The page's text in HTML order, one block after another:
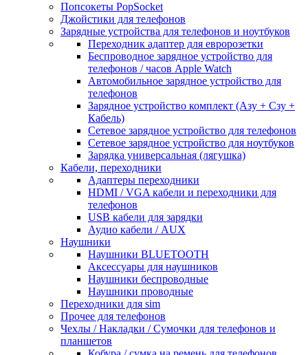
Попсокеты PopSocket
Джойстики для телефонов
Зарядные устройства для телефонов и ноутбуков
Переходник адаптер для евророзетки
Беспроводное зарядное устройство для
телефонов / часов Apple Watch
Автомобильное зарядное устройство для
телефонов
Зарядное устройство комплект (Азу + Сзу +
Кабель)
Сетевое зарядное устройство для телефонов
Сетевое зарядное устройство для ноутбуков
Зарядка универсальная (лягушка)
Кабели, переходники
Адаптеры переходники
HDMI / VGA кабели и переходники для
телефонов
USB кабели для зарядки
Аудио кабели / AUX
Наушники
Наушники BLUETOOTH
Аксессуары для наушников
Наушники беспроводные
Наушники проводные
Переходники для sim
Прочее для телефонов
Чехлы / Накладки / Сумочки для телефонов и
планшетов